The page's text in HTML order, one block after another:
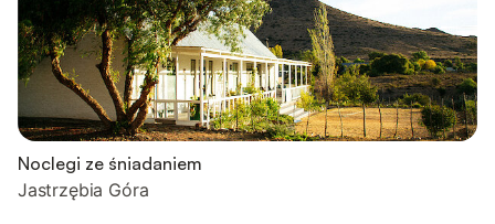
Noclegi ze śniadaniem
Jastrzębia Góra